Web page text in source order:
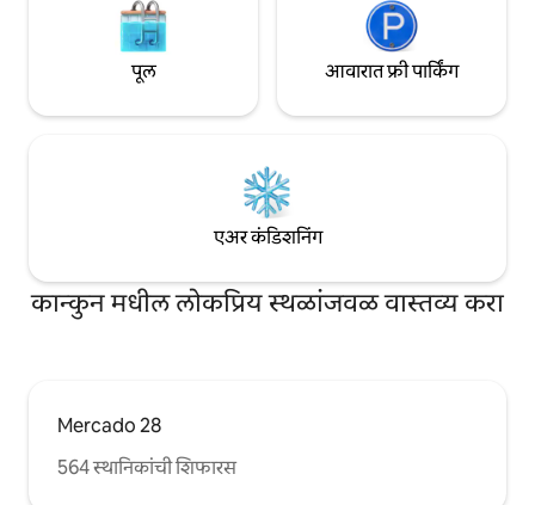
पूल आवारात फ्री पार्किंग
एअर कंडिशनिंग
कान्कुन मधील लोकप्रिय स्थळांजवळ वास्तव्य करा
Mercado 28
564 स्थानिकांची शिफारस